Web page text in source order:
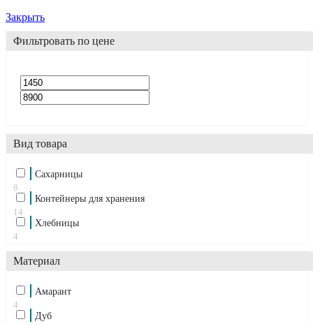
Закрыть
Фильтровать по цене
Вид товара
Cахарницы
8
Контейнеры для хранения
14
Хлебницы
4
Материал
Амарант
4
Дуб